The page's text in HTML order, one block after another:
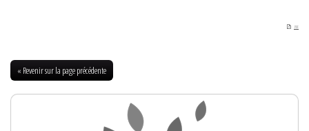
PDF
« Revenir sur la page précédente